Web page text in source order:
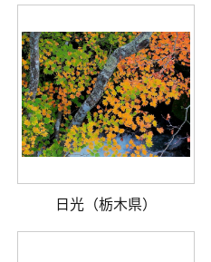
日光（栃木県）